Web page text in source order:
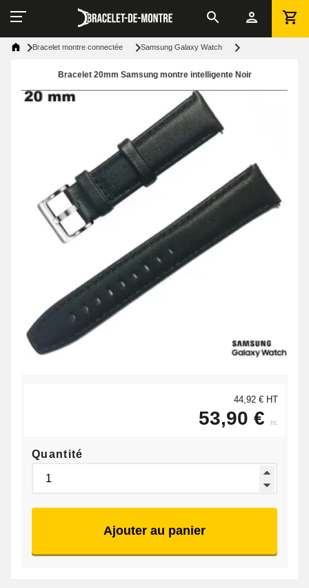
Bracelet montre connectée Samsung Galaxy Watch
Bracelet 20mm Samsung montre intelligente Noir
44,92 € HT
53,90 € ttc
Quantité
Ajouter au panier